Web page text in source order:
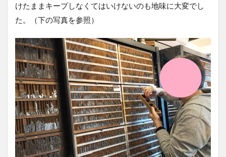
けたままキープしなくてはいけないのも地味に大変でし
た。（下の写真を参照）